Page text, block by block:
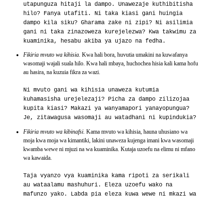
utapunguza hitaji la dampo. Unawezaje kuthibitisha
hilo? Fanya utafiti. Ni taka kiasi gani huingia
dampo kila siku? Gharama zake ni zipi? Ni asilimia
gani ni taka zinazoweza kurejelezwa? Kwa takwimu za
kuaminika, hesabu akiba ya ujazo na fedha.
Fikiria mvuto wa kihisia. Kwa hali bora, huvutia umakini na kuwafanya
wasomaji wajali suala hilo. Kwa hali mbaya, huchochea hisia kali kama hofu
au hasira, na kuzuia fikra za wazi.
Ni mvuto gani wa kihisia unaweza kutumia
kuhamasisha urejelezaji? Picha za dampo zilizojaa
kupita kiasi? Makazi ya wanyamapori yanayopungua?
Je, zitawagusa wasomaji au watadhani ni kupindukia?
Fikiria mvuto wa kibinafsi. Kama mvuto wa kihisia, hauna uhusiano wa
moja kwa moja wa kimantiki, lakini unaweza kujenga imani kwa wasomaji
kwamba wewe ni mjuzi na wa kuaminika. Kutaja uzoefu na elimu ni mfano
wa kawaida.
Taja vyanzo vya kuaminika kama ripoti za serikali
au wataalamu mashuhuri. Eleza uzoefu wako na
mafunzo yako. Labda pia eleza kuwa wewe ni mkazi wa